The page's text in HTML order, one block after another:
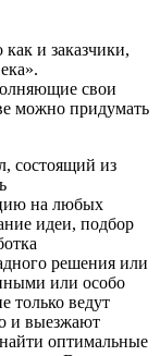
и заказчики,
свои
можно придумать
состоящий из
на любых
идеи, подбор
решения или
или особо
только ведут
и выезжают
оптимальные